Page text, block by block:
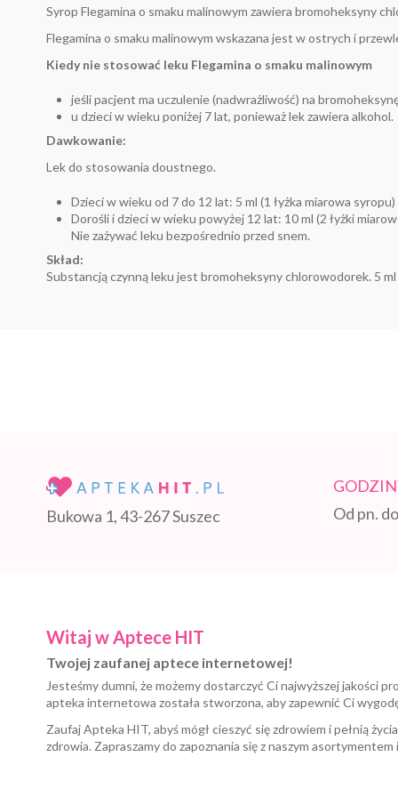
Syrop Flegamina o smaku malinowym zawiera bromoheksyny
Flegamina o smaku malinowym wskazana jest w ostrych i
Kiedy nie stosować leku Flegamina o smaku malinowym
jeśli pacjent ma uczulenie (nadwrażliwość) na
u dzieci w wieku poniżej 7 lat, ponieważ lek zawiera alkohol.
Dawkowanie:
Lek do stosowania doustnego.
Dzieci w wieku od 7 do 12 lat: 5 ml (1 łyżka miarowa syropu)
Dorośli i dzieci w wieku powyżej 12 lat: 10 ml (2 łyżki
Nie zażywać leku bezpośrednio przed snem.
Skład:
Substancją czynną leku jest bromoheksyny chlorowodorek. 5
Bukowa 1, 43-267 Suszec
Od pn.
Witaj w Aptece HIT
Twojej zaufanej aptece internetowej!
Jesteśmy dumni, że możemy dostarczyć Ci najwyższej jakości
apteka internetowa została stworzona, aby zapewnić Ci
Zaufaj Apteka HIT, abyś mógł cieszyć się zdrowiem i pełnią
zdrowia. Zapraszamy do zapoznania się z naszym